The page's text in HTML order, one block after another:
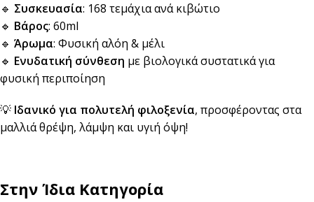
🔹 Συσκευασία: 168 τεμάχια ανά κιβώτιο
🔹 Βάρος: 60ml
🔹 Άρωμα: Φυσική αλόη & μέλι
🔹 Ενυδατική σύνθεση με βιολογικά συστατικά για
φυσική περιποίηση
💡 Ιδανικό για πολυτελή φιλοξενία, προσφέροντας στα
μαλλιά θρέψη, λάμψη και υγιή όψη!
Στην Ίδια Κατηγορία